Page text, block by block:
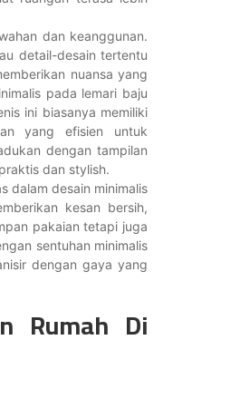
dan keanggunan.
detail-desain tertentu
nuansa yang
pada lemari baju
ini biasanya memiliki
yang efisien untuk
dengan tampilan
dan stylish.
dalam desain minimalis
kesan bersih,
pakaian tetapi juga
sentuhan minimalis
dengan gaya yang
Rumah Di